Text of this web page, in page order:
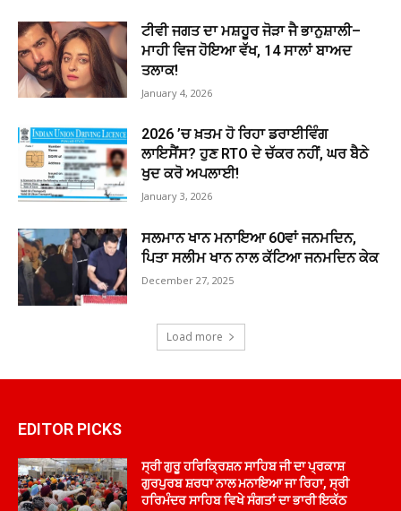
ਟੀਵੀ ਜਗਤ ਦਾ ਮਸ਼ਹੂਰ ਜੋੜਾ ਜੈ ਭਾਨੁਸ਼ਾਲੀ–
ਮਾਹੀ ਵਿਜ ਹੋਇਆ ਵੱਖ, 14 ਸਾਲਾਂ ਬਾਅਦ
ਤਲਾਕ!
January 4, 2026
2026 ’ਚ ਖ਼ਤਮ ਹੋ ਰਿਹਾ ਡਰਾਈਵਿੰਗ
ਲਾਇਸੈਂਸ? ਹੁਣ RTO ਦੇ ਚੱਕਰ ਨਹੀਂ, ਘਰ ਬੈਠੇ
ਖੁਦ ਕਰੋ ਅਪਲਾਈ!
January 3, 2026
ਸਲਮਾਨ ਖਾਨ ਮਨਾਇਆ 60ਵਾਂ ਜਨਮਦਿਨ,
ਪਿਤਾ ਸਲੀਮ ਖਾਨ ਨਾਲ ਕੱਟਿਆ ਜਨਮਦਿਨ ਕੇਕ
December 27, 2025
Load more
EDITOR PICKS
ਸ੍ਰੀ ਗੁਰੂ ਹਰਿਕ੍ਰਿਸ਼ਨ ਸਾਹਿਬ ਜੀ ਦਾ ਪ੍ਰਕਾਸ਼
ਗੁਰਪੁਰਬ ਸ਼ਰਧਾ ਨਾਲ ਮਨਾਇਆ ਜਾ ਰਿਹਾ, ਸ੍ਰੀ
ਹਰਿਮੰਦਰ ਸਾਹਿਬ ਵਿਖੇ ਸੰਗਤਾਂ ਦਾ ਭਾਰੀ ਇਕੱਠ